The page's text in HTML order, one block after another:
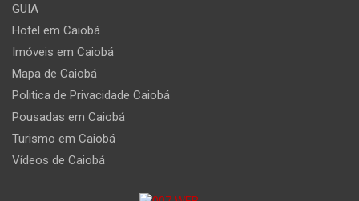
GUIA
Hotel em Caiobá
Imóveis em Caiobá
Mapa de Caiobá
Politica de Privacidade Caiobá
Pousadas em Caiobá
Turismo em Caiobá
Vídeos de Caiobá